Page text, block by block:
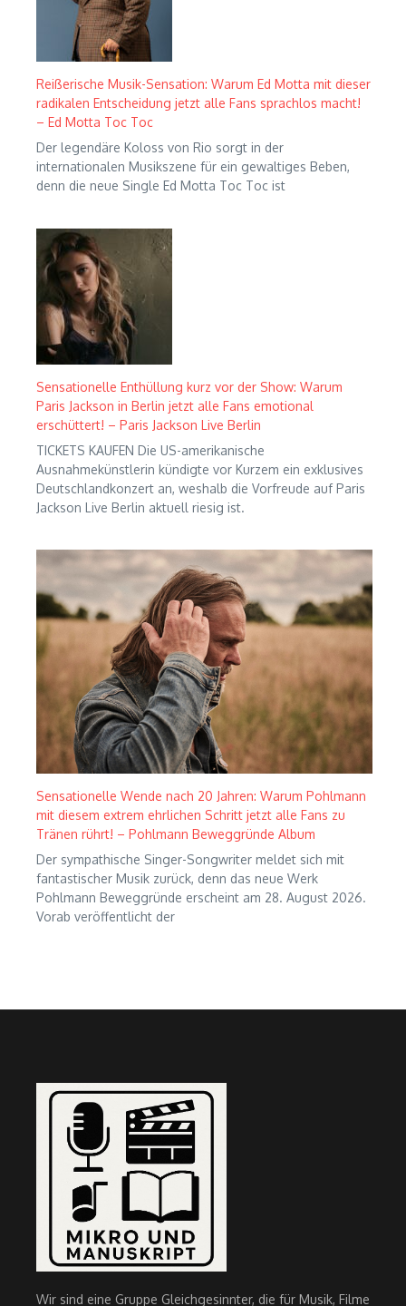
Reißerische Musik-Sensation: Warum Ed Motta mit dieser
radikalen Entscheidung jetzt alle Fans sprachlos macht!
– Ed Motta Toc Toc
Der legendäre Koloss von Rio sorgt in der
internationalen Musikszene für ein gewaltiges Beben,
denn die neue Single Ed Motta Toc Toc ist
Sensationelle Enthüllung kurz vor der Show: Warum
Paris Jackson in Berlin jetzt alle Fans emotional
erschüttert! – Paris Jackson Live Berlin
TICKETS KAUFEN Die US-amerikanische
Ausnahmekünstlerin kündigte vor Kurzem ein exklusives
Deutschlandkonzert an, weshalb die Vorfreude auf Paris
Jackson Live Berlin aktuell riesig ist.
Sensationelle Wende nach 20 Jahren: Warum Pohlmann
mit diesem extrem ehrlichen Schritt jetzt alle Fans zu
Tränen rührt! – Pohlmann Beweggründe Album
Der sympathische Singer-Songwriter meldet sich mit
fantastischer Musik zurück, denn das neue Werk
Pohlmann Beweggründe erscheint am 28. August 2026.
Vorab veröffentlicht der
Wir sind eine Gruppe Gleichgesinnter, die für Musik, Filme